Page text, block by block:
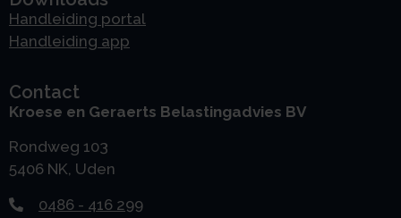
Handleiding portal
Handleiding app
Contact
Kroese en Geraerts Belastingadvies BV
Rondweg 103
5406 NK, Uden
0486 - 416 299